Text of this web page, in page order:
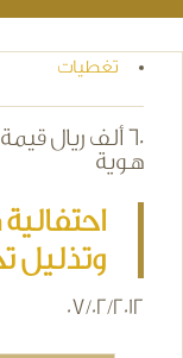
تغطيات
60 ألف ريال
هوية
احتفالية
وتذليل
07/02/2012